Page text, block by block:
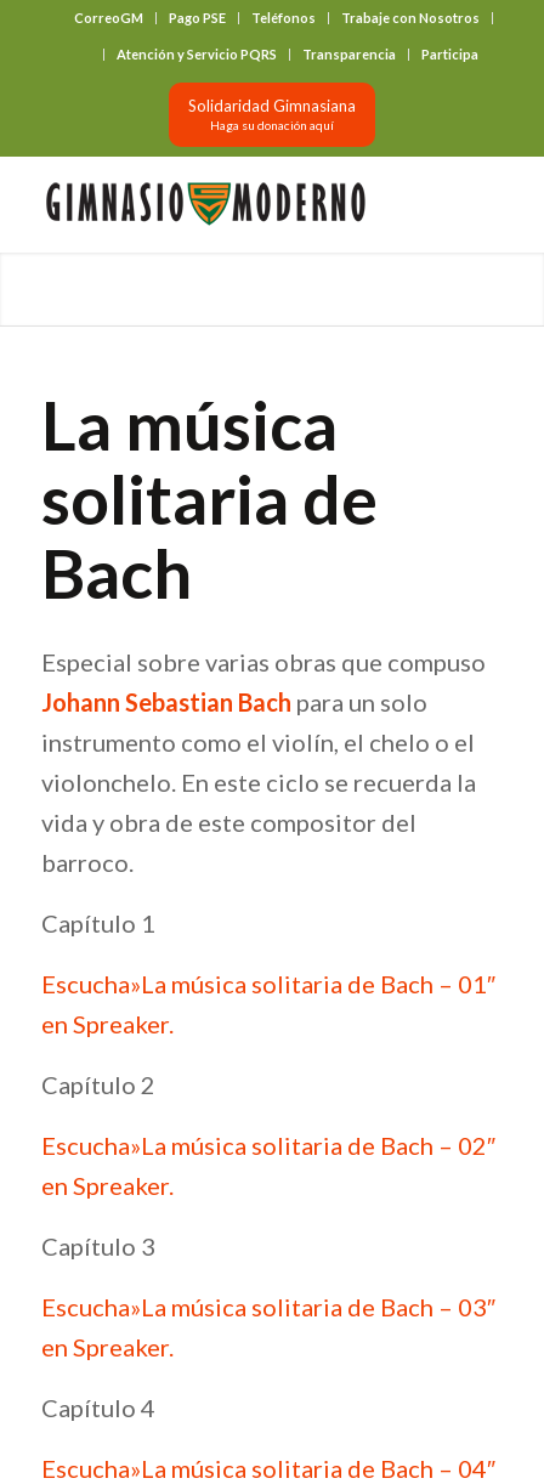
CorreoGM Pago PSE Teléfonos Trabaje con Nosotros
Atención y Servicio PQRS Transparencia Participa
Solidaridad Gimnasiana
Haga su donación aquí
La música
solitaria de
Bach
Especial sobre varias obras que compuso
Johann Sebastian Bach para un solo
instrumento como el violín, el chelo o el
violonchelo. En este ciclo se recuerda la
vida y obra de este compositor del
barroco.
Capítulo 1
Escucha»La música solitaria de Bach – 01″
en Spreaker.
Capítulo 2
Escucha»La música solitaria de Bach – 02″
en Spreaker.
Capítulo 3
Escucha»La música solitaria de Bach – 03″
en Spreaker.
Capítulo 4
Escucha»La música solitaria de Bach – 04″